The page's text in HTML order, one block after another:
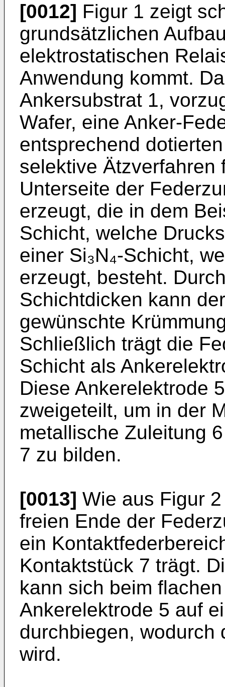
[0012] Figur 1 zeigt
grundsätzlichen
elektrostatischen
Anwendung kommt.
Ankersubstrat 1,
Wafer, eine Anker-
entsprechend
selektive Ätzverfahren
Unterseite der
erzeugt, die in dem
Schicht, welche
einer Si₃N₄-Schicht,
erzeugt, besteht.
Schichtdicken kann
gewünschte
Schließlich trägt die
Schicht als
Diese Ankerelektrode
zweigeteilt, um in der
metallische Zuleitung
7 zu bilden.
[0013] Wie aus Figur
freien Ende der
ein
Kontaktstück 7 trägt.
kann sich beim
Ankerelektrode 5 auf
durchbiegen, wodurch
wird.